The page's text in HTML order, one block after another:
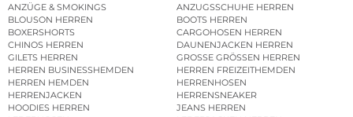
ANZÜGE & SMOKINGS
ANZUGSSCHUHE HERREN
BLOUSON HERREN
BOOTS HERREN
BOXERSHORTS
CARGOHOSEN HERREN
CHINOS HERREN
DAUNENJACKEN HERREN
GILETS HERREN
GROSSE GRÖSSEN HERREN
HERREN BUSINESSHEMDEN
HERREN FREIZEITHEMDEN
HERREN HEMDEN
HERRENHOSEN
HERRENJACKEN
HERRENSNEAKER
HOODIES HERREN
JEANS HERREN